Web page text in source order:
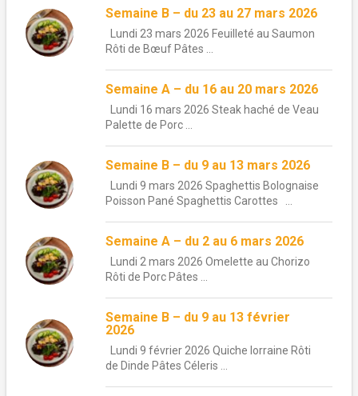
Semaine B – du 23 au 27 mars 2026
Lundi 23 mars 2026 Feuilleté au Saumon
Rôti de Bœuf Pâtes ...
Semaine A – du 16 au 20 mars 2026
Lundi 16 mars 2026 Steak haché de Veau
Palette de Porc ...
Semaine B – du 9 au 13 mars 2026
Lundi 9 mars 2026 Spaghettis Bolognaise
Poisson Pané Spaghettis Carottes ...
Semaine A – du 2 au 6 mars 2026
Lundi 2 mars 2026 Omelette au Chorizo
Rôti de Porc Pâtes ...
Semaine B – du 9 au 13 février
2026
Lundi 9 février 2026 Quiche lorraine Rôti
de Dinde Pâtes Céleris ...